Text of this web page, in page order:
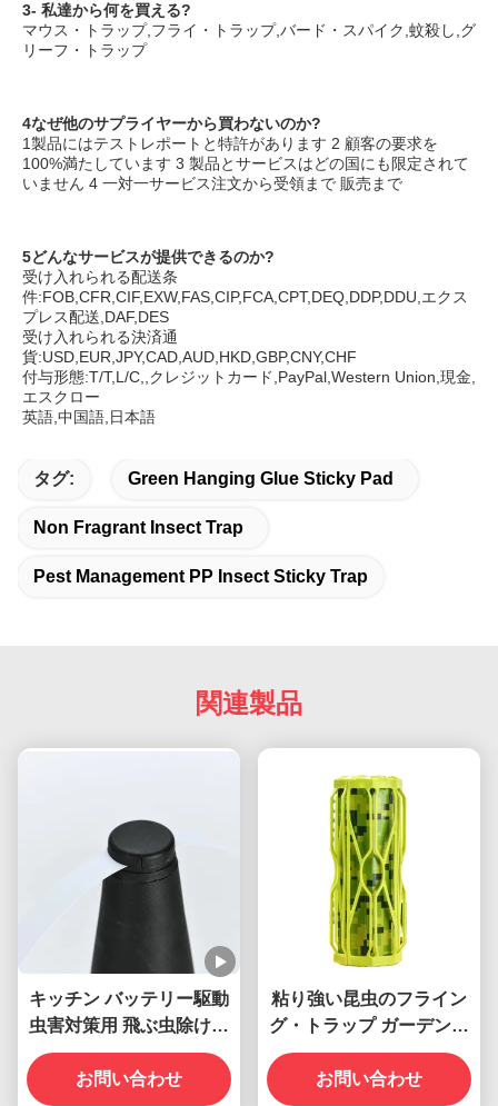
3- 私達から何を買える?
マウス・トラップ,フライ・トラップ,バード・スパイク,蚊殺し,グ
リーフ・トラップ
4なぜ他のサプライヤーから買わないのか?
1製品にはテストレポートと特許があります 2 顧客の要求を
100%満たしています 3 製品とサービスはどの国にも限定されて
いません 4 一対一サービス注文から受領まで 販売まで
5どんなサービスが提供できるのか?
受け入れられる配送条
件:FOB,CFR,CIF,EXW,FAS,CIP,FCA,CPT,DEQ,DDP,DDU,エクス
プレス配送,DAF,DES
受け入れられる決済通
貨:USD,EUR,JPY,CAD,AUD,HKD,GBP,CNY,CHF
付与形態:T/T,L/C,,クレジットカード,PayPal,Western Union,現金,
エスクロー
英語,中国語,日本語
タグ: Green Hanging Glue Sticky Pad
Non Fragrant Insect Trap
Pest Management PP Insect Sticky Trap
関連製品
キッチン バッテリー駆動
虫害対策用 飛ぶ虫除け扇
風機
お問い合わせ
粘り強い昆虫のフライン
グ・トラップ ガーデンの
昆虫を捕まえる 持続可能
お問い合わせ